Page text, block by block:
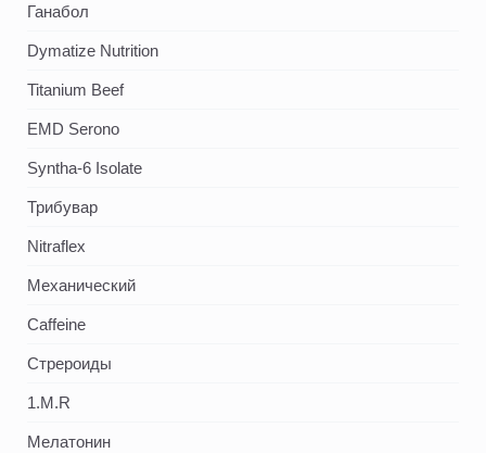
Ганабол
Dymatize Nutrition
Titanium Beef
EMD Serono
Syntha-6 Isolate
Трибувар
Nitraflex
Механический
Caffeine
Стрероиды
1.M.R
Мелатонин